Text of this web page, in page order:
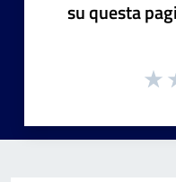
su questa